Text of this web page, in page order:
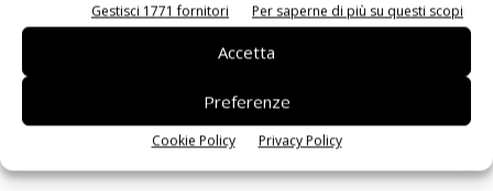
Gestisci 1771 fornitori Per saperne di più su questi scopi
Accetta
Preferenze
Cookie Policy Privacy Policy
Edicola web